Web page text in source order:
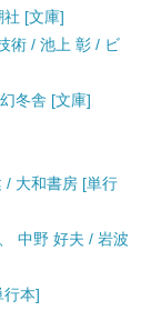
[文庫]
術 / 池上 彰 / ビ
冬舎 [文庫]
/ 大和書房 [単行
中野 好夫 / 岩波
行本]